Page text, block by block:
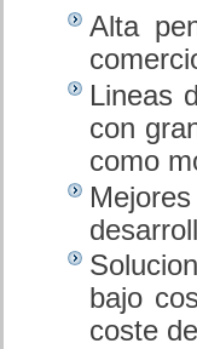
Alta
Lineas
con
como
bajo
coste